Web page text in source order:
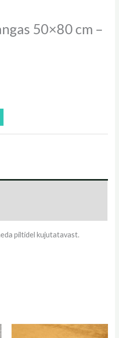
50×80 cm –
piltidel kujutatavast.